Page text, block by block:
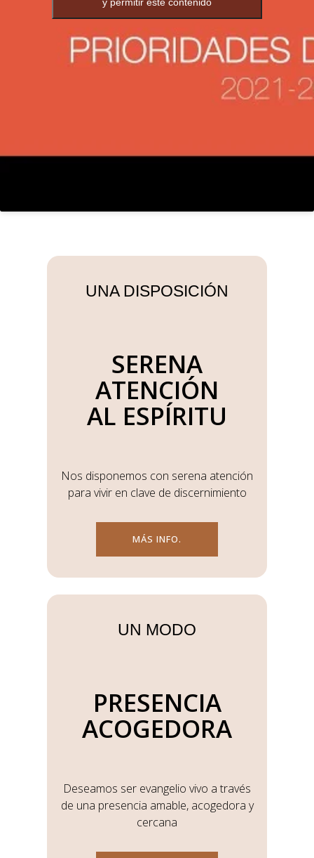
UNA DISPOSICIÓN
SERENA
ATENCIÓN
AL ESPÍRITU
Nos disponemos con serena atención
para vivir en clave de discernimiento
MÁS INFO.
UN MODO
PRESENCIA
ACOGEDORA
Deseamos ser evangelio vivo a través
de una presencia amable, acogedora y
cercana